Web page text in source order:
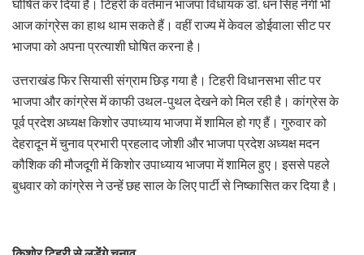
घोषित कर दिया है। टिहरी के वर्तमान भाजपा विधायक डॉ. धन सिंह नेगी भी
आज कांग्रेस का हाथ थाम सकते हैं। वहीं राज्य में केवल डोईवाला सीट पर
भाजपा को अपना प्रत्याशी घोषित करना है।
उत्तराखंड फिर सियासी संग्राम छिड़ गया है। टिहरी विधानसभा सीट पर
भाजपा और कांग्रेस में काफी उथल-पुथल देखने को मिल रही है। कांग्रेस के
पूर्व प्रदेश अध्यक्ष किशोर उपाध्याय भाजपा में शामिल हो गए हैं। गुरुवार को
देहरादून में चुनाव प्रभारी प्रहलाद जोशी और भाजपा प्रदेश अध्यक्ष मदन
कौशिक की मौजदूगी में किशोर उपाध्याय भाजपा में शामिल हुए। इससे पहले
बुधवार को कांग्रेस ने उन्हें छह साल के लिए पार्टी से निष्कासित कर दिया है।